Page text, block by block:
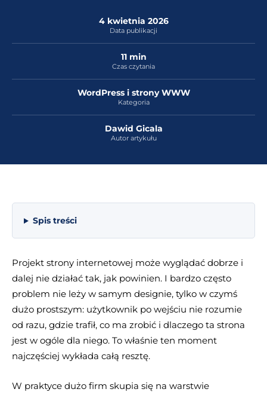
4 kwietnia 2026
Data publikacji
11 min
Czas czytania
WordPress i strony WWW
Kategoria
Dawid Gicala
Autor artykułu
Spis treści
Projekt strony internetowej może wyglądać dobrze i
dalej nie działać tak, jak powinien. I bardzo często
problem nie leży w samym designie, tylko w czymś
dużo prostszym: użytkownik po wejściu nie rozumie
od razu, gdzie trafił, co ma zrobić i dlaczego ta strona
jest w ogóle dla niego. To właśnie ten moment
najczęściej wykłada całą resztę.
W praktyce dużo firm skupia się na warstwie